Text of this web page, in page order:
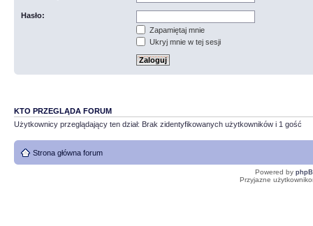
Hasło:
Zapamiętaj mnie
Ukryj mnie w tej sesji
KTO PRZEGLĄDA FORUM
Użytkownicy przeglądający ten dział: Brak zidentyfikowanych użytkowników i 1 gość
Strona główna forum
Powered by
Przyjazne